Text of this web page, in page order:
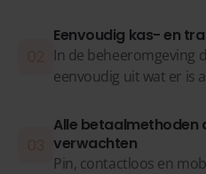
Eenvoudig kas- en
In de beheeromgeving
eenvoudig uit wat er is
Alle betaalmethoden
verwachten
Pin, contactloos en